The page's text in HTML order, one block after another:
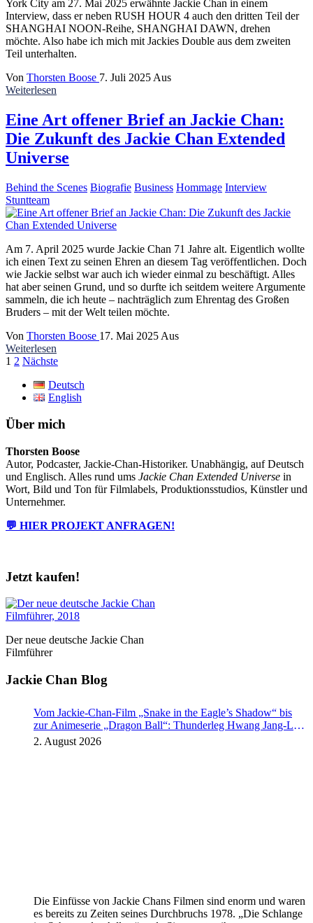
York City am 27. Mai 2025 erwähnte Jackie Chan in einem
Interview, dass er neben RUSH HOUR 4 auch den dritten Teil der
SHANGHAI NOON-Reihe, SHANGHAI DAWN, drehen
möchte. Also habe ich mich mit Jackies Double aus dem zweiten
Teil unterhalten.
Von Thorsten Boose 7. Juli 2025 Aus
Weiterlesen
Eine Art offener Brief an Jackie Chan:
Die Zukunft des Jackie Chan Extended
Universe
Behind the Scenes Biografie Business Hommage Interview
Stuntteam
Am 7. April 2025 wurde Jackie Chan 71 Jahre alt. Eigentlich wollte
ich einen Text zu seinen Ehren an diesem Tag veröffentlichen. Doch
wie Jackie selbst war auch ich wieder einmal zu beschäftigt. Alles
hat aber seinen Grund, und so durfte ich seitdem weitere Argumente
sammeln, die ich heute – nachträglich zum Ehrentag des Großen
Bruders – mit der Welt teilen möchte.
Von Thorsten Boose 17. Mai 2025 Aus
Weiterlesen
Seitennummerierung
der
Beiträge
1 2 Nächste
Deutsch
English
Über mich
Thorsten Boose
Autor, Podcaster, Jackie-Chan-Historiker. Unabhängig, auf Deutsch
und Englisch. Alles rund ums Jackie Chan Extended Universe in
Wort, Bild und Ton für Filmlabels, Produktionsstudios, Künstler und
Unternehmer.
💬 HIER PROJEKT ANFRAGEN!
Jetzt kaufen!
Der neue deutsche Jackie Chan
Filmführer
Jackie Chan Blog
Vom Jackie-Chan-Film „Snake in the Eagle’s Shadow“ bis
zur Animeserie „Dragon Ball“: Thunderleg Hwang Jang-Lee
tritt globale Rechteoffensive los
2. August 2026
Die Einfüsse von Jackie Chans Filmen sind enorm und waren
es bereits zu Zeiten seines Durchbruchs 1978. „Die Schlange